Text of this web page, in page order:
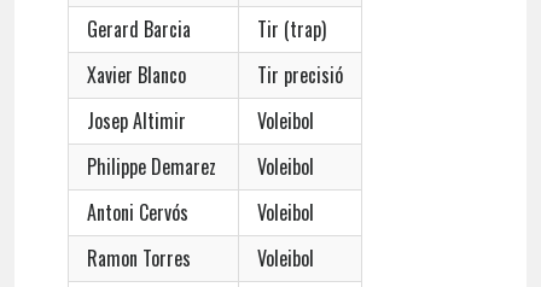
Gerard Barcia
Tir (trap)
Xavier Blanco
Tir precisió
Josep Altimir
Voleibol
Philippe Demarez
Voleibol
Antoni Cervós
Voleibol
Ramon Torres
Voleibol